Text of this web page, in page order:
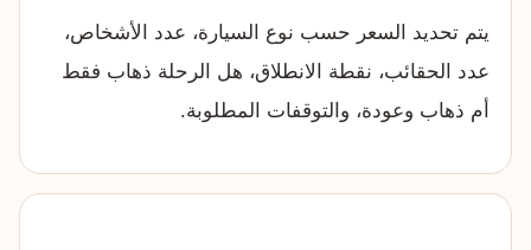
يتم تحديد السعر حسب نوع السيارة، عدد الأشخاص،
عدد الحقائب، نقطة الانطلاق، هل الرحلة ذهاب فقط
أم ذهاب وعودة، والتوقفات المطلوبة.